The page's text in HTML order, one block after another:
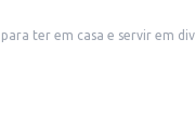
ter em casa e servir em